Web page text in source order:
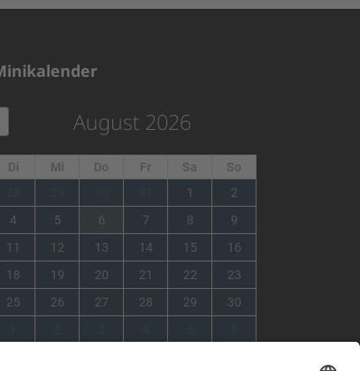
August 2026
Di Mi Do Fr Sa
So
1
2
4 5 6 7 8
9
11 12 13 14 15
16
18 19 20 21 22
23
25 26 27 28 29
30